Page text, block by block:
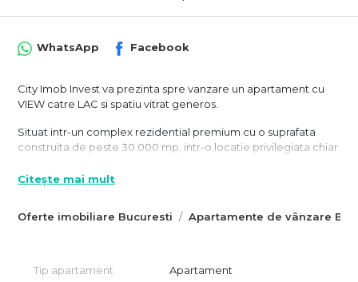
Oferte imobiliare Bucuresti Apartamente de vânzare
WhatsApp Facebook
City Imob Invest va prezinta spre vanzare un apartament cu
VIEW catre LAC si spatiu vitrat generos.
Situat intr-un complex rezidential premium cu o suprafata
construita de peste 30.000 mp, intr-o locatie privilegiata chiar
de standard de viata in zona. Acesta se remarca prin: spatii
privat si o promenada pe malul lacului si reprezinta doar o
Cele mai importante caracteristici ale apartamentul sunt
Citește mai mult
Tip apartament Apartament